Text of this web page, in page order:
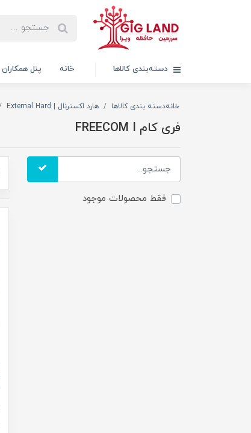
دسته‌بندی کالاها خانه پنل همکاران
خانهدسته بندی کالاها هارد اکسترنال | External Hard
فری کام FREECOM I
فقط محصولات موجود